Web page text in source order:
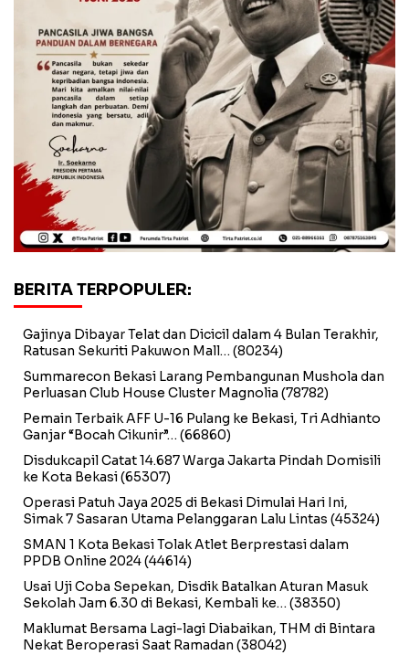
BERITA TERPOPULER:
Gajinya Dibayar Telat dan Dicicil dalam 4 Bulan Terakhir,
Ratusan Sekuriti Pakuwon Mall… (80234)
Summarecon Bekasi Larang Pembangunan Mushola dan
Perluasan Club House Cluster Magnolia (78782)
Pemain Terbaik AFF U-16 Pulang ke Bekasi, Tri Adhianto
Ganjar “Bocah Cikunir”… (66860)
Disdukcapil Catat 14.687 Warga Jakarta Pindah Domisili
ke Kota Bekasi(65307)
Operasi Patuh Jaya 2025 di Bekasi Dimulai Hari Ini,
Simak 7 Sasaran Utama Pelanggaran Lalu Lintas (45324)
SMAN 1 Kota Bekasi Tolak Atlet Berprestasi dalam
PPDB Online 2024(44614)
Usai Uji Coba Sepekan, Disdik Batalkan Aturan Masuk
Sekolah Jam 6.30 di Bekasi, Kembali ke… (38350)
Maklumat Bersama Lagi-lagi Diabaikan, THM di Bintara
Nekat Beroperasi Saat Ramadan (38042)